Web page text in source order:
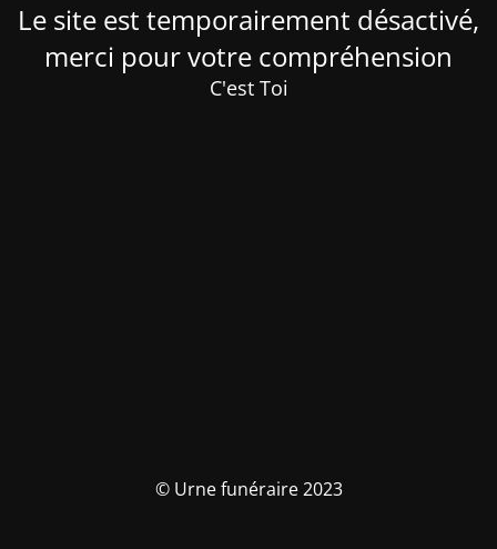
Le site est temporairement désactivé,
merci pour votre compréhension
C'est Toi
© Urne funéraire 2023